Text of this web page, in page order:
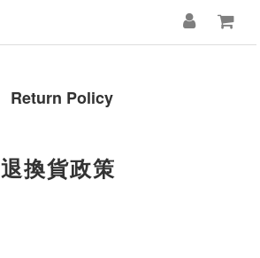
Return Policy
退換貨政策